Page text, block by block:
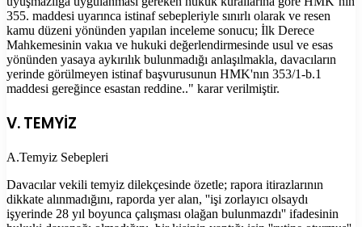
355. maddesi uyarınca istinaf sebepleriyle sınırlı olarak ve resen
kamu düzeni yönünden yapılan inceleme sonucu; İlk Derece
Mahkemesinin vakıa ve hukuki değerlendirmesinde usul ve esas
yönünden yasaya aykırılık bulunmadığı anlaşılmakla, davacıların
yerinde görülmeyen istinaf başvurusunun HMK'nın 353/1-b.1
maddesi gereğince esastan reddine.." karar verilmiştir.
V. TEMYİZ
A.Temyiz Sebepleri
Davacılar vekili temyiz dilekçesinde özetle; rapora itirazlarının
dikkate alınmadığını, raporda yer alan, ''işi zorlayıcı olsaydı
işyerinde 28 yıl boyunca çalışması olağan bulunmazdı'' ifadesinin